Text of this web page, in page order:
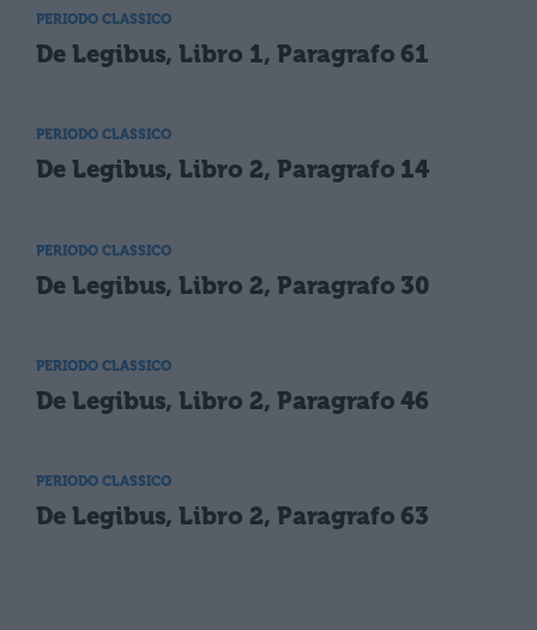
PERIODO CLASSICO
De Legibus, Libro 1, Paragrafo 61
PERIODO CLASSICO
De Legibus, Libro 2, Paragrafo 14
PERIODO CLASSICO
De Legibus, Libro 2, Paragrafo 30
PERIODO CLASSICO
De Legibus, Libro 2, Paragrafo 46
PERIODO CLASSICO
De Legibus, Libro 2, Paragrafo 63